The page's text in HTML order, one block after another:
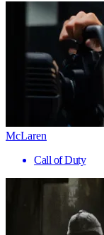
McLaren
Call of Duty